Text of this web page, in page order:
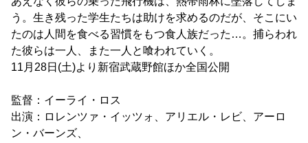
う。生き残った学生たちは助けを求めるのだが、そこにい
たのは人間を食べる習慣をもつ食人族だった…。捕らわれ
た彼らは一人、また一人と喰われていく。
11月28日(土)より新宿武蔵野館ほか全国公開
監督：イーライ・ロス
出演：ロレンツァ・イッツォ、アリエル・レビ、アーロ
ン・バーンズ、